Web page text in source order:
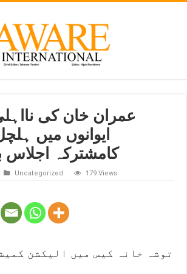
عمران خان کی
ایوانوں میں
کامشترکہ اجلاس
Uncategorized 179 Views
توشہ خانہ کیس میں الیکشن